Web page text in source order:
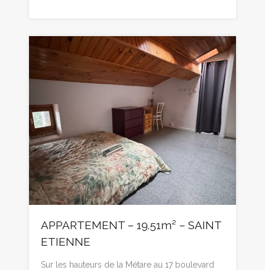
APPARTEMENT – 19.51m² – SAINT
ETIENNE
Sur les hauteurs de la Métare au 17 boulevard